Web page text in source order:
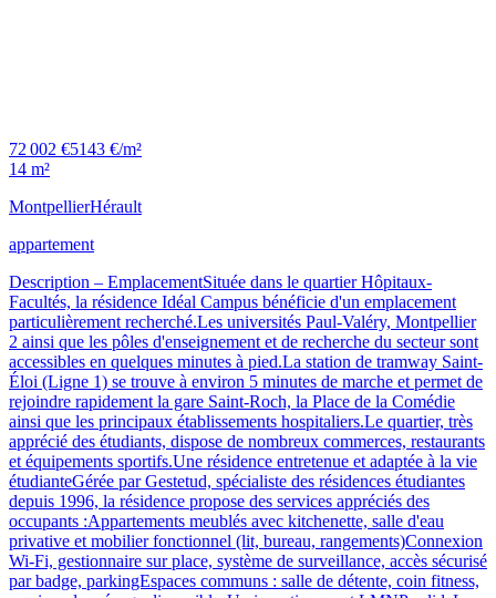
72 002 €5143 €/m²
14 m²
MontpellierHérault
appartement
Description – EmplacementSituée dans le quartier Hôpitaux-
Facultés, la résidence Idéal Campus bénéficie d'un emplacement
particulièrement recherché.Les universités Paul-Valéry, Montpellier
2 ainsi que les pôles d'enseignement et de recherche du secteur sont
accessibles en quelques minutes à pied.La station de tramway Saint-
Éloi (Ligne 1) se trouve à environ 5 minutes de marche et permet de
rejoindre rapidement la gare Saint-Roch, la Place de la Comédie
ainsi que les principaux établissements hospitaliers.Le quartier, très
apprécié des étudiants, dispose de nombreux commerces, restaurants
et équipements sportifs.Une résidence entretenue et adaptée à la vie
étudianteGérée par Gestetud, spécialiste des résidences étudiantes
depuis 1996, la résidence propose des services appréciés des
occupants :Appartements meublés avec kitchenette, salle d'eau
privative et mobilier fonctionnel (lit, bureau, rangements)Connexion
Wi-Fi, gestionnaire sur place, système de surveillance, accès sécurisé
par badge, parkingEspaces communs : salle de détente, coin fitness,